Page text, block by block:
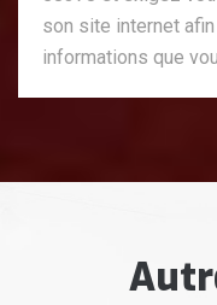
son site internet
informations que